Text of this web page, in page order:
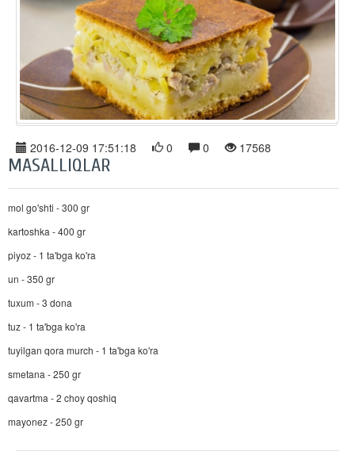
2016-12-09 17:51:18 0 0 17568
MASALLIQLAR
mol go'shti - 300 gr
kartoshka - 400 gr
piyoz - 1 ta'bga ko'ra
un - 350 gr
tuxum - 3 dona
tuz - 1 ta'bga ko'ra
tuyilgan qora murch - 1 ta'bga ko'ra
smetana - 250 gr
qavartma - 2 choy qoshiq
mayonez - 250 gr